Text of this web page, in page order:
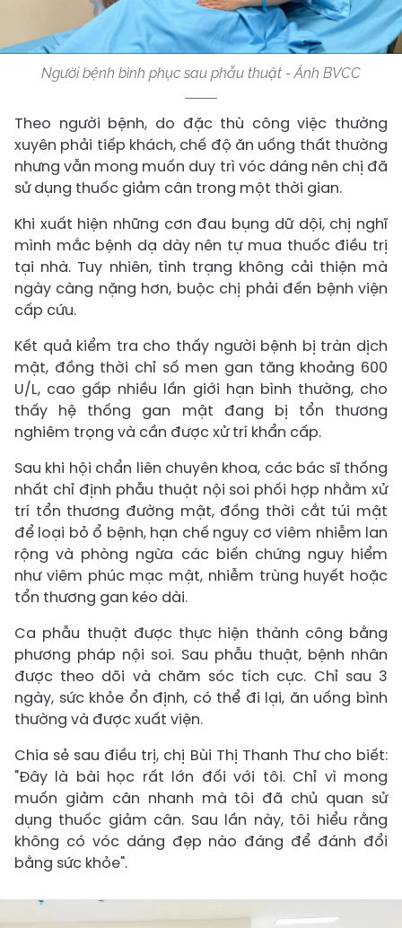
Người bệnh bình phục sau phẫu thuật - Ảnh BVCC
Theo người bệnh, do đặc thù công việc thường
xuyên phải tiếp khách, chế độ ăn uống thất thường
nhưng vẫn mong muốn duy trì vóc dáng nên chị đã
sử dụng thuốc giảm cân trong một thời gian.
Khi xuất hiện những cơn đau bụng dữ dội, chị nghĩ
mình mắc bệnh dạ dày nên tự mua thuốc điều trị
tại nhà. Tuy nhiên, tình trạng không cải thiện mà
ngày càng nặng hơn, buộc chị phải đến bệnh viện
cấp cứu.
Kết quả kiểm tra cho thấy người bệnh bị tràn dịch
mật, đồng thời chỉ số men gan tăng khoảng 600
U/L, cao gấp nhiều lần giới hạn bình thường, cho
thấy hệ thống gan mật đang bị tổn thương
nghiêm trọng và cần được xử trí khẩn cấp.
Sau khi hội chẩn liên chuyên khoa, các bác sĩ thống
nhất chỉ định phẫu thuật nội soi phối hợp nhằm xử
trí tổn thương đường mật, đồng thời cắt túi mật
để loại bỏ ổ bệnh, hạn chế nguy cơ viêm nhiễm lan
rộng và phòng ngừa các biến chứng nguy hiểm
như viêm phúc mạc mật, nhiễm trùng huyết hoặc
tổn thương gan kéo dài.
Ca phẫu thuật được thực hiện thành công bằng
phương pháp nội soi. Sau phẫu thuật, bệnh nhân
được theo dõi và chăm sóc tích cực. Chỉ sau 3
ngày, sức khỏe ổn định, có thể đi lại, ăn uống bình
thường và được xuất viện.
Chia sẻ sau điều trị, chị Bùi Thị Thanh Thư cho biết:
"Đây là bài học rất lớn đối với tôi. Chỉ vì mong
muốn giảm cân nhanh mà tôi đã chủ quan sử
dụng thuốc giảm cân. Sau lần này, tôi hiểu rằng
không có vóc dáng đẹp nào đáng để đánh đổi
bằng sức khỏe".